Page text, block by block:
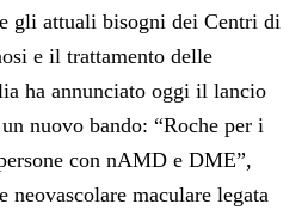
gli attuali bisogni dei Centri di
e il trattamento delle
ha annunciato oggi il lancio
nuovo bando: “Roche per i
con nAMD e DME”,
neovascolare maculare legata